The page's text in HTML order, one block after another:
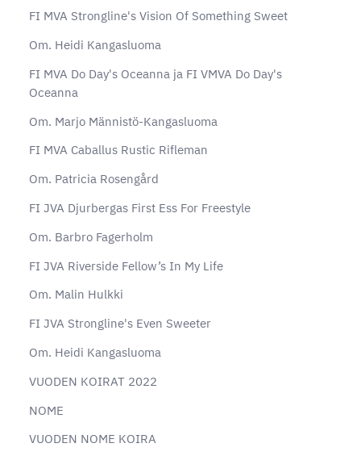
FI MVA Strongline's Vision Of Something Sweet
Om. Heidi Kangasluoma
FI MVA Do Day's Oceanna ja FI VMVA Do Day's
Oceanna
Om. Marjo Männistö-Kangasluoma
FI MVA Caballus Rustic Rifleman
Om. Patricia Rosengård
FI JVA Djurbergas First Ess For Freestyle
Om. Barbro Fagerholm
FI JVA Riverside Fellow’s In My Life
Om. Malin Hulkki
FI JVA Strongline's Even Sweeter
Om. Heidi Kangasluoma
VUODEN KOIRAT 2022
NOME
VUODEN NOME KOIRA